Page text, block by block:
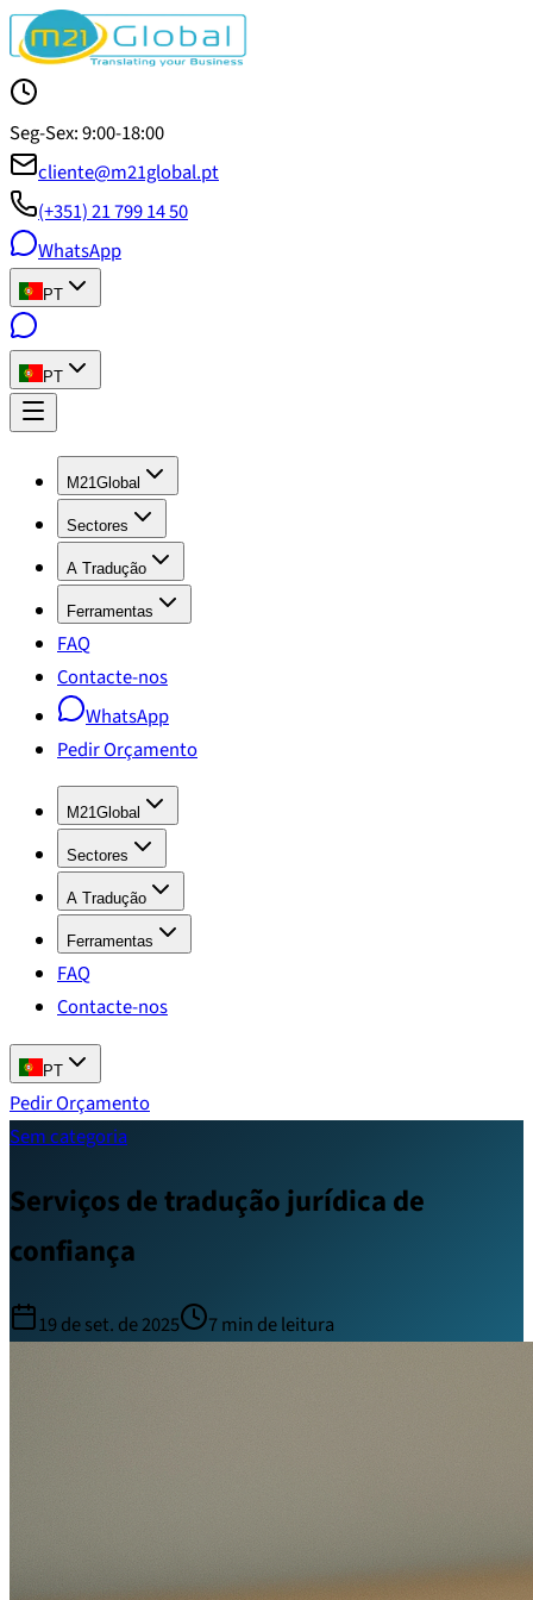
Seg-Sex: 9:00-18:00
cliente@m21global.pt
(+351) 21 799 14 50
WhatsApp
PT
PT
M21Global
Sectores
A Tradução
Ferramentas
FAQ
Contacte-nos
WhatsApp
Pedir Orçamento
M21Global
Sectores
A Tradução
Ferramentas
FAQ
Contacte-nos
PT
Pedir Orçamento
Sem categoria
Serviços de tradução jurídica de
confiança
19 de set. de 2025 7min de leitura